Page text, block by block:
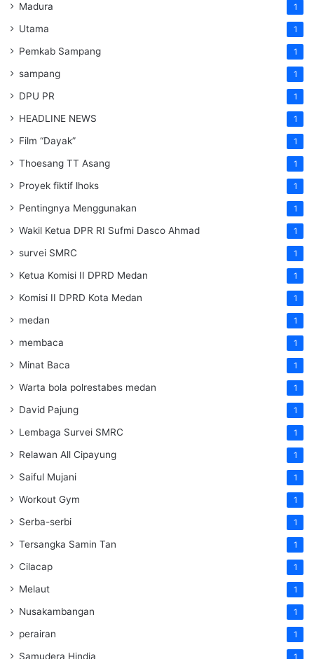
Madura 1
Utama 1
Pemkab Sampang 1
sampang 1
DPU PR 1
HEADLINE NEWS 1
Film “Dayak” 1
Thoesang TT Asang 1
Proyek fiktif lhoks 1
Pentingnya Menggunakan 1
Wakil Ketua DPR RI Sufmi Dasco Ahmad 1
survei SMRC 1
Ketua Komisi II DPRD Medan 1
Komisi II DPRD Kota Medan 1
medan 1
membaca 1
Minat Baca 1
Warta bola polrestabes medan 1
David Pajung 1
Lembaga Survei SMRC 1
Relawan All Cipayung 1
Saiful Mujani 1
Workout Gym 1
Serba-serbi 1
Tersangka Samin Tan 1
Cilacap 1
Melaut 1
Nusakambangan 1
perairan 1
Samudera Hindia 1